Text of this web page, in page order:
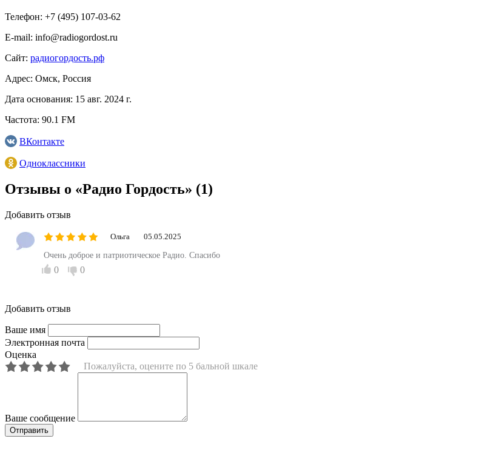
Телефон: +7 (495) 107-03-62
E-mail: info@radiogordost.ru
Сайт: радиогордость.рф
Адрес: Омск, Россия
Дата основания: 15 авг. 2024 г.
Частота: 90.1 FM
ВКонтакте
Одноклассники
Отзывы о «Радио Гордость» (1)
Добавить отзыв
Ольга 05.05.2025
Очень доброе и патриотическое Радио. Спасибо
0 0
Добавить отзыв
Ваше имя
Электронная почта
Оценка
Пожалуйста, оцените по 5 бальной шкале
Ваше сообщение